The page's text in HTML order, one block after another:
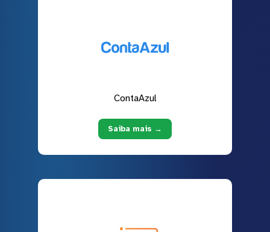
ContaAzul
Saiba mais →